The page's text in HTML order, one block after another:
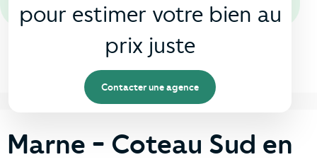
pour estimer votre bien au
prix juste
Contacter une agence
Marne - Coteau Sud en